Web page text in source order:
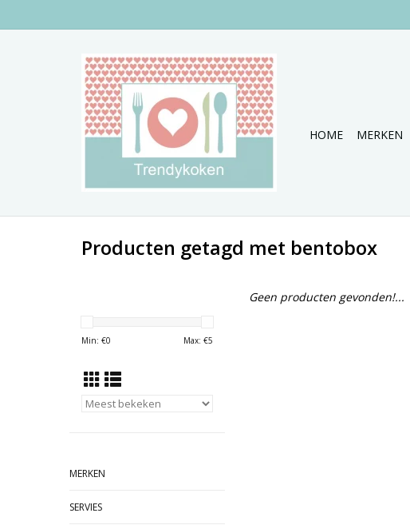
HOME MERKEN
Producten getagd met bentobox
Min: €0 Max: €5
MERKEN
SERVIES
Geen producten gevonden!...